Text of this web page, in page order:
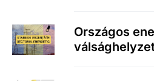
Országos